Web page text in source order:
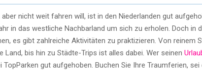
nicht weit fahren will, ist in den Niederlanden gut
in das westliche Nachbarland um sich zu erholen. Doch in
es gibt zahlreiche Aktivitäten zu praktizieren. Von reinem
Land, bis hin zu Städte-Trips ist alles dabei. Wer seinen
TopParken gut aufgehoben. Buchen Sie Ihre Traumferien, sei